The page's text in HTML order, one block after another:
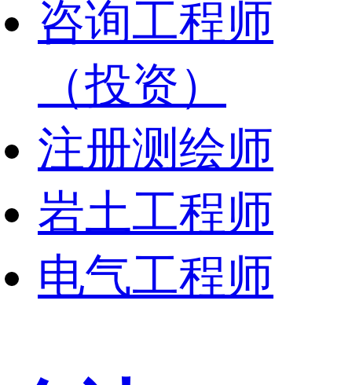
咨询工程师
（投资）
注册测绘师
岩土工程师
电气工程师